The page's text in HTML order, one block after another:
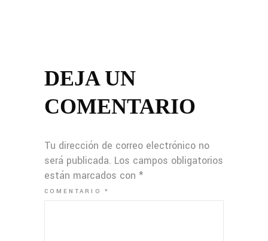
DEJA UN
COMENTARIO
Tu dirección de correo electrónico no
será publicada. Los campos obligatorios
están marcados con *
COMENTARIO*